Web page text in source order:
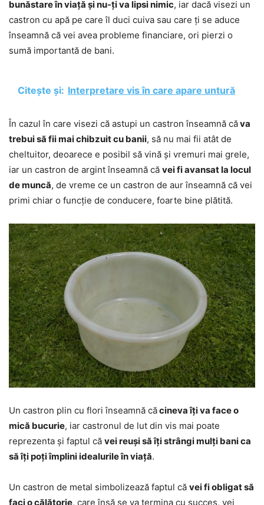
bunăstare în viață și nu-ți va lipsi nimic, iar dacă visezi un
castron cu apă pe care îl duci cuiva sau care ți se aduce
înseamnă că vei avea probleme financiare, ori pierzi o
sumă importantă de bani.
Citește și: Interpretare vis în care apare untură
În cazul în care visezi că astupi un castron înseamnă căva
trebui să fii mai chibzuit cu banii, să nu mai fii atât de
cheltuitor, deoarece e posibil să vină și vremuri mai grele,
iar un castron de argint înseamnă că vei fi avansat la locul
de muncă, de vreme ce un castron de aur înseamnă că vei
primi chiar o funcție de conducere, foarte bine plătită.
Un castron plin cu flori înseamnă căcineva îți va face o
mică bucurie, iar castronul de lut din vis mai poate
reprezenta și faptul că vei reuși să îți strângi mulți bani ca
să îți poți împlini idealurile în viață.
Un castron de metal simbolizează faptul că vei fi obligat să
faci o călătorie, care însă se va termina cu succes, vei